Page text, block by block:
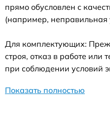
прямо обусловлен с
(например, неправильная
Для комплектующих:
строя, отказ в работе или
при соблюдении условий
Показать полностью